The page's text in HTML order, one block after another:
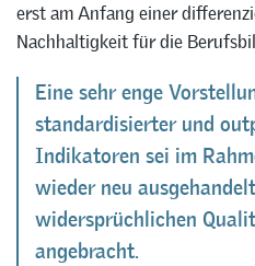
erst am Anfang einer
Nachhaltigkeit für die
Eine sehr enge
standardisierter und
Indikatoren sei im
wieder neu
widersprüchlichen
angebracht.